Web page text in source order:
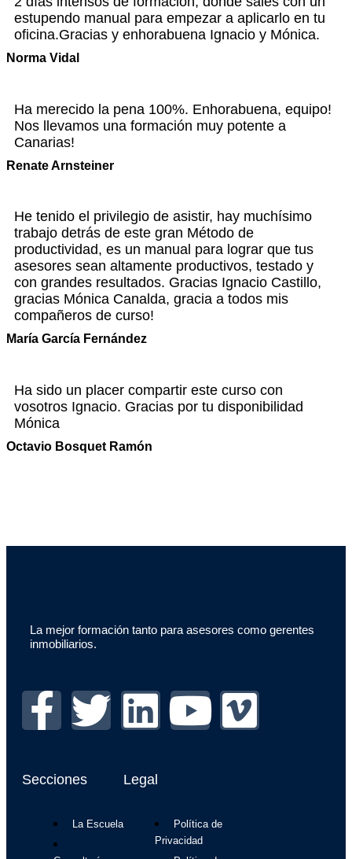
estupendo manual para empezar a aplicarlo en tu
oficina.Gracias y enhorabuena Ignacio y Mónica.
Norma Vidal
Ha merecido la pena 100%. Enhorabuena, equipo!
Nos llevamos una formación muy potente a
Canarias!
Renate Arnsteiner
He tenido el privilegio de asistir, hay muchísimo
trabajo detrás de este gran Método de
productividad, es un manual para lograr que tus
asesores sean altamente productivos, testado y
con grandes resultados. Gracias Ignacio Castillo,
gracias Mónica Canalda, gracia a todos mis
compañeros de curso!
María García Fernández
Ha sido un placer compartir este curso con
vosotros Ignacio. Gracias por tu disponibilidad
Mónica
Octavio Bosquet Ramón
La mejor formación tanto para asesores como gerentes
inmobiliarios.
Secciones
La Escuela
Legal
Política de
Privacidad